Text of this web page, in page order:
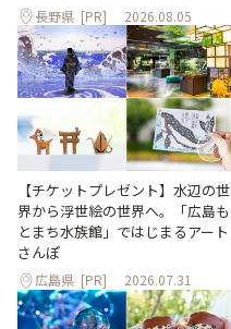
長野県 [PR] 2026.08.05
【チケットプレゼント】水辺の世
界から浮世絵の世界へ。「広島も
とまち水族館」ではじまるアート
さんぽ
広島県 [PR] 2026.07.31